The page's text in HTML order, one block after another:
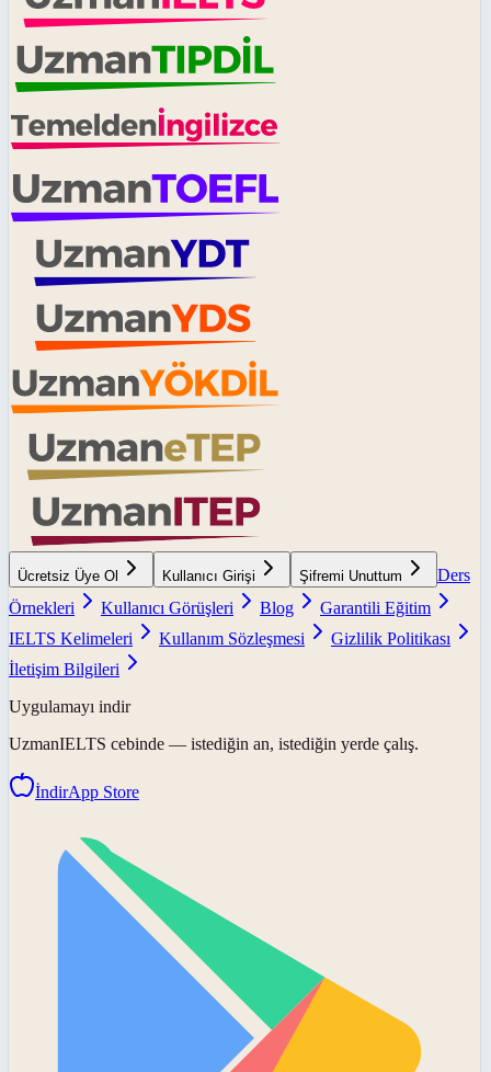
Ücretsiz Üye Ol Kullanıcı Girişi Şifremi Unuttum
Ders
Örnekleri
Kullanıcı Görüşleri Blog
Garantili Eğitim
IELTS Kelimeleri
Kullanım Sözleşmesi
Gizlilik Politikası
İletişim Bilgileri
Uygulamayı indir
UzmanIELTS cebinde — istediğin an, istediğin yerde çalış.
İndirApp Store